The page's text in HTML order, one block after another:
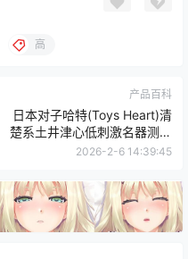
高
产品百科
日本对子哈特(Toys Heart)清
楚系土井津心低刺激名器测评
报告
2026-2-6 14:39:45